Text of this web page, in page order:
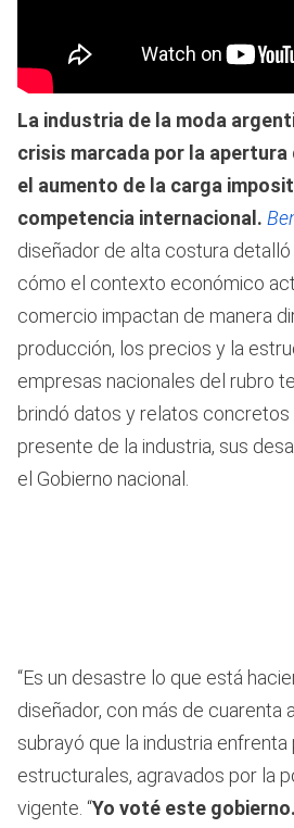
La industria de la moda
crisis marcada por la
el aumento de la carga
competencia internacional.
diseñador de alta costura detalló
cómo el contexto económico
comercio impactan de manera
producción, los precios y la
empresas nacionales del rubro
brindó datos y relatos concretos
presente de la industria, sus
el Gobierno nacional.
“Es un desastre lo que está
diseñador, con más de cuarenta
subrayó que la industria
estructurales, agravados por la
vigente. “Yo voté este